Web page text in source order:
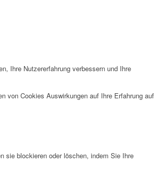
Ihre Nutzererfahrung verbessern und Ihre
von Cookies Auswirkungen auf Ihre Erfahrung auf
sie blockieren oder löschen, indem Sie Ihre